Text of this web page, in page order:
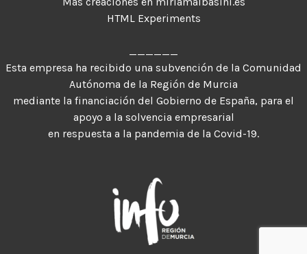
HTML Experiments
Esta empresa ha recibido una subvención de la Comunidad
Autónoma de la Región de Murcia
mediante la financiación del Gobierno de España, para el
apoyo a la solvencia empresarial
en respuesta a la pandemia de la Covid-19.